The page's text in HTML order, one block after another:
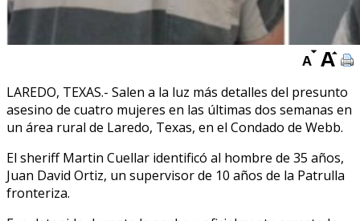
LAREDO, TEXAS.- Salen a la luz más detalles del presunto
asesino de cuatro mujeres en las últimas dos semanas en
un área rural de Laredo, Texas, en el Condado de Webb.
El sheriff Martin Cuellar identificó al hombre de 35 años,
Juan David Ortiz, un supervisor de 10 años de la Patrulla
fronteriza.